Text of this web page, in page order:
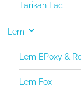
Tarikan Laci
Lem
Lem EPoxy &
Lem Fox